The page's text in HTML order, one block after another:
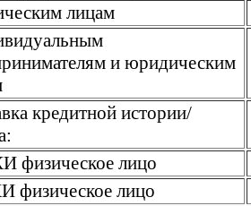
лицам
и юридическим
кредитной истории/
физическое лицо
физическое лицо